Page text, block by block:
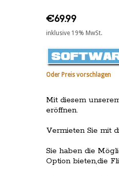
€69.99
inklusive 19% MwSt.
Oder Preis vorschlagen
Mit diesem
eröffnen.
Vermieten Sie mit
Sie haben die
Option bieten,die